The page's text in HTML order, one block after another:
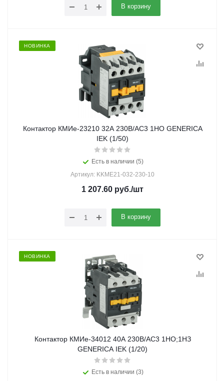
В корзину
НОВИНКА
Контактор КМИе-23210 32А 230В/АС3 1НО GENERICA
IEK (1/50)
Есть в наличии (5)
Артикул: KKME21-032-230-10
1 207.60 руб./шт
В корзину
НОВИНКА
Контактор КМИе-34012 40А 230В/АС3 1НО;1НЗ
GENERICA IEK (1/20)
Есть в наличии (3)